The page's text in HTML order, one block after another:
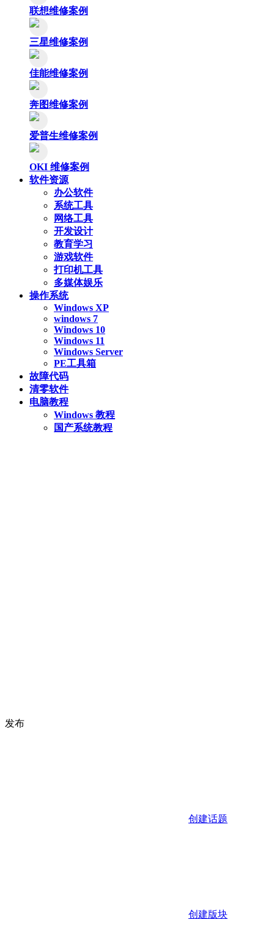
联想维修案例
三星维修案例
佳能维修案例
奔图维修案例
爱普生维修案例
OKI 维修案例
软件资源
办公软件
系统工具
网络工具
开发设计
教育学习
游戏软件
打印机工具
多媒体娱乐
操作系统
Windows XP
windows 7
Windows 10
Windows 11
Windows Server
PE工具箱
故障代码
清零软件
电脑教程
Windows 教程
国产系统教程
发布
创建话题
创建版块